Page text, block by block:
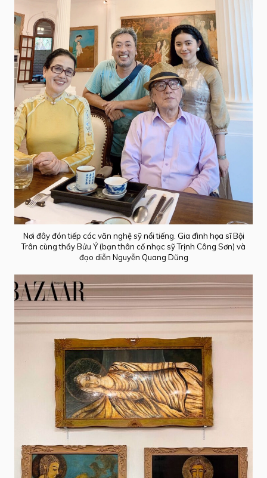
Nơi đây đón tiếp các văn nghệ sỹ nổi tiếng. Gia đình họa sĩ Bội
Trân cùng thầy Bửu Ý (bạn thân cố nhạc sỹ Trịnh Công Sơn) và
đạo diễn Nguyễn Quang Dũng